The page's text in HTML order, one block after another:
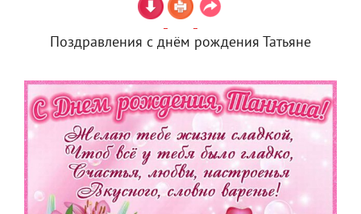
Поздравления с днём рождения Татьяне